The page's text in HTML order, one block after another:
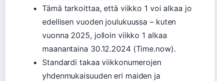
Tämä tarkoittaa, että viikko 1 voi alkaa jo
edellisen vuoden joulukuussa – kuten
vuonna 2025, jolloin viikko 1 alkaa
maanantaina 30.12.2024 (Time.now).
Standardi takaa viikkonumerojen
yhdenmukaisuuden eri maiden ja